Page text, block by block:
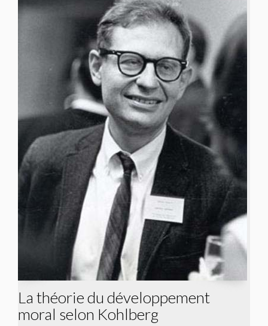
La théorie du développement
moral selon Kohlberg